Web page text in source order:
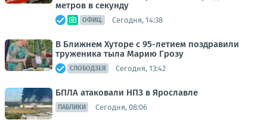
метров в секунду
ОФИЦ. Сегодня, 14:38
В Ближнем Хуторе с 95-летием поздравили
труженика тыла Марию Грозу
СЛОБОДЗЕЯ Сегодня, 13:42
БПЛА атаковали НПЗ в Ярославле
ПАБЛИКИ Сегодня, 08:06